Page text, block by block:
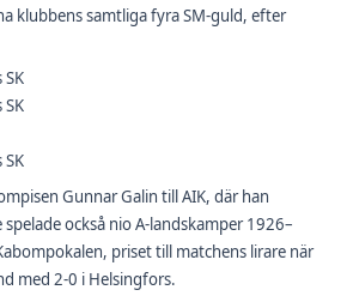
klubbens samtliga fyra SM-guld, efter
Gunnar Galin till AIK, där han
också nio A-landskamper 1926–
priset till matchens lirare när
med 2-0 i Helsingfors.